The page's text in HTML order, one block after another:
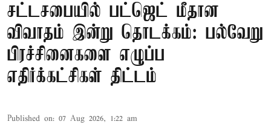
சட்டசபையில் பட்ஜெட் மீதான
விவாதம் இன்று தொடக்கம்: பல்வேறு
பிரச்சினைகளை எழுப்ப
எதிர்க்கட்சிகள் திட்டம்
Published on: 07 Aug 2026, 1:22 am